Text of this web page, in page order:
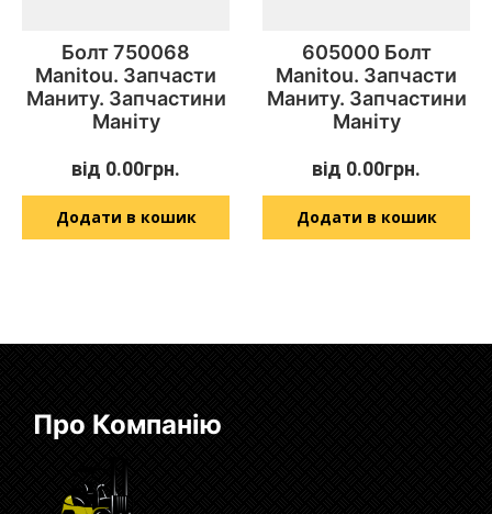
Болт 750068
Manitou. Запчасти
Маниту. Запчастини
Маніту
від 0.00грн.
Додати в кошик
605000 Болт
Manitou. Запчасти
Маниту. Запчастини
Маніту
від 0.00грн.
Додати в кошик
Про Компанію